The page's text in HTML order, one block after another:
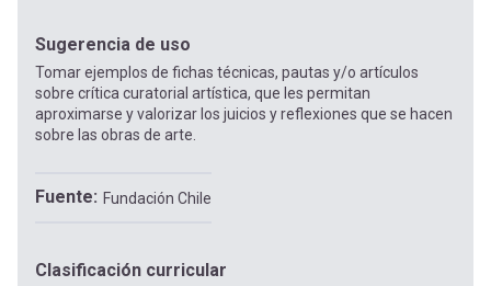
Sugerencia de uso
Tomar ejemplos de fichas técnicas, pautas y/o artículos
sobre crítica curatorial artística, que les permitan
aproximarse y valorizar los juicios y reflexiones que se hacen
sobre las obras de arte.
Fuente Fundación Chile
Clasificación curricular